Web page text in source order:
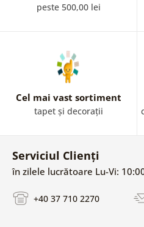
peste 500,00 lei
Cel mai vast sortiment
tapet și decorații
Serviciul Clienți
în zilele lucrătoare Lu-Vi:
+40 37 710 2270